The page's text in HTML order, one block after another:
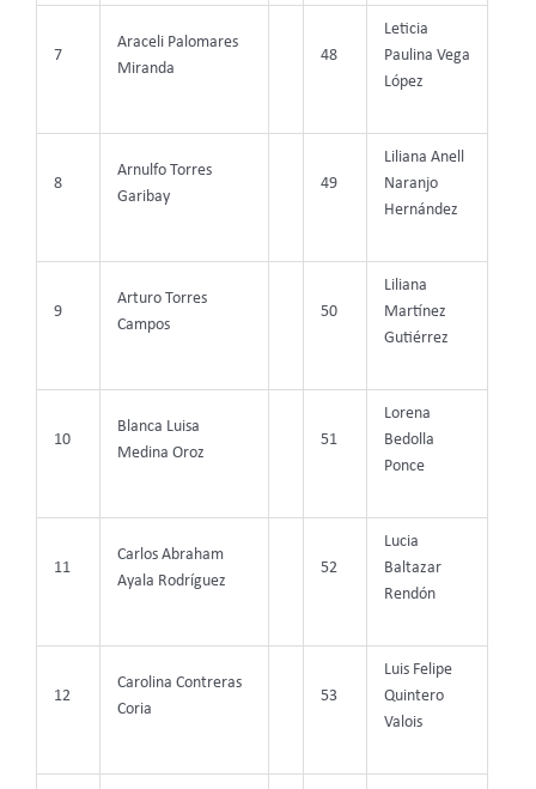
7
Araceli Palomares
Miranda
48
Leticia
Paulina Vega
López
8
Arnulfo Torres
Garibay
49
Liliana Anell
Naranjo
Hernández
9
Arturo Torres
Campos
50
Liliana
Martínez
Gutiérrez
10
Blanca Luisa
Medina Oroz
51
Lorena
Bedolla
Ponce
11
Carlos Abraham
Ayala Rodríguez
52
Lucia
Baltazar
Rendón
12
Carolina Contreras
Coria
53
Luis Felipe
Quintero
Valois